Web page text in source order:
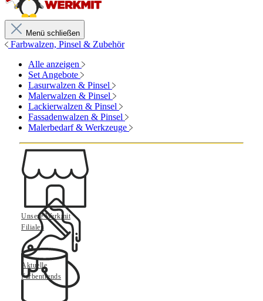
Menü schließen
Farbwalzen, Pinsel & Zubehör
Alle anzeigen
Set Angebote
Lasurwalzen & Pinsel
Malerwalzen & Pinsel
Lackierwalzen & Pinsel
Fassadenwalzen & Pinsel
Malerbedarf & Werkzeuge
Unsere Werkmit
Filialen
Aktuelle
Farbentrends